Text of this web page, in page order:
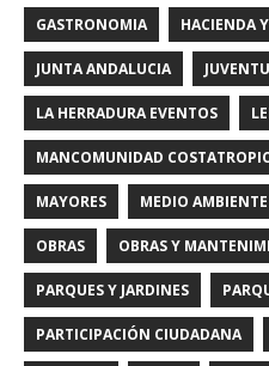
GASTRONOMIA HACIENDA
JUNTA ANDALUCIA
LA HERRADURA EVENTOS
MANCOMUNIDAD
MAYORES MEDIO AMBIENTE
OBRAS OBRAS Y
PARQUES Y JARDINES
PARTICIPACIÓN CIUDADANA